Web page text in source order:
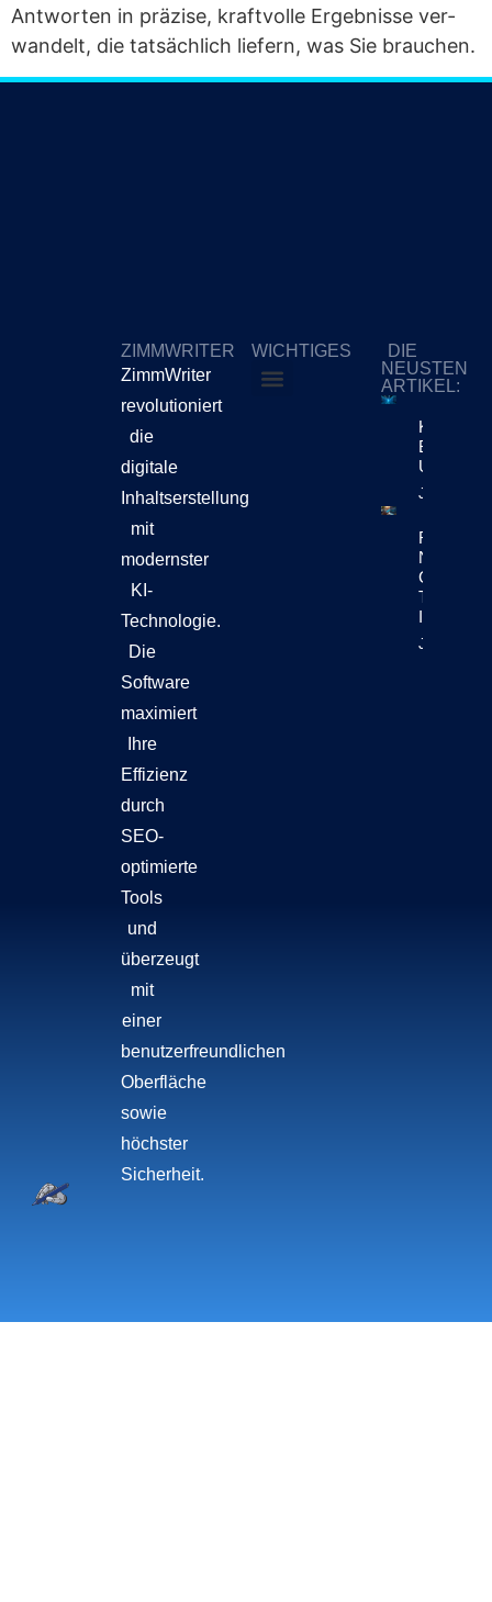
Ant­wor­ten in prä­zi­se, kraft­vol­le Ergeb­nis­se ver­
wan­delt, die tat­säch­lich lie­fern, was Sie brauchen.
ZIMMWRITER
ZimmWriter
revolutioniert
die
digitale
Inhaltserstellung
mit
modernster
KI-
Technologie.
Die
Software
maximiert
Ihre
Effizienz
durch
SEO-
optimierte
Tools
und
überzeugt
mit
einer
benutzerfreundlichen
Oberfläche
sowie
höchster
Sicherheit.
WICHTIGES
DIE
NEUSTEN
ARTIKEL:
KI-
Bewegt
Jetzt
Reuters
News
Chatbots
Teil Der
Jetzt